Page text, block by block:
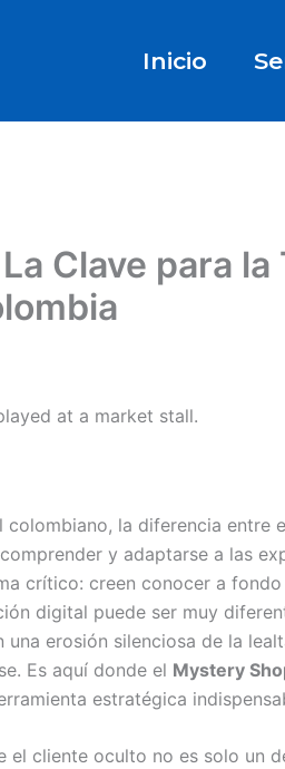
Inicio
Clave para
colombiano, la diferencia
y adaptarse a las
crítico: creen conocer a
digital puede ser muy
erosión silenciosa de la
Es aquí donde el Mystery
estratégica
el cliente oculto no es solo un